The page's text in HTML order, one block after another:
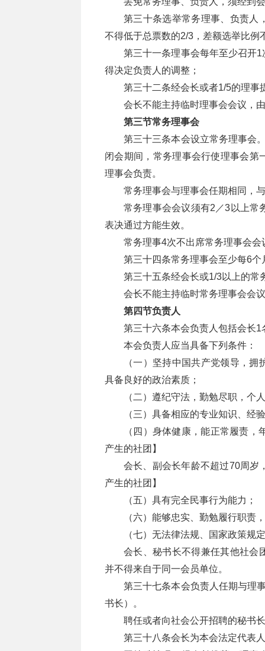
第三十条选举常务理事、负责人
不得低于总票数的2/3，差额选举比例
第三十一条理事会每年至少召开
得决定负责人的调整；
第三十二条经会长或者1/5的理事
会长不能主持临时理事会会议，
第三节常务理事会
第三十三条本会设立常务理事会
闭会期间，常务理事会行使理事会第
理事会负责。
常务理事会与理事会任期相同，
常务理事会会议须有2／3以上常
表决通过方能生效。
常务理事4次不出席常务理事会
第三十四条常务理事会至少每6
第三十五条经会长或1/3以上的常
会长不能主持临时常务理事会会
第四节负责人
第三十六条本会负责人包括会长
本会负责人应当具备下列条件：
（一）坚持中国共产党领导，
具备良好的政治素质；
（二）遵纪守法，勤勉尽职，个
（三）具备相应的专业知识、经
（四）身体健康，能正常履责
产生的社团】
会长、副会长年龄不超过70周岁
产生的社团】
（五）具有完全民事行为能力；
（六）能够忠实、勤勉履行职责
（七）无法律法规、国家政策规
会长、秘书长不得兼任其他社会
并不得来自于同一会员单位。
第三十七条本会负责人任期与理
书长）。
聘任或者向社会公开招聘的秘书
第三十八条会长为本会法定代表